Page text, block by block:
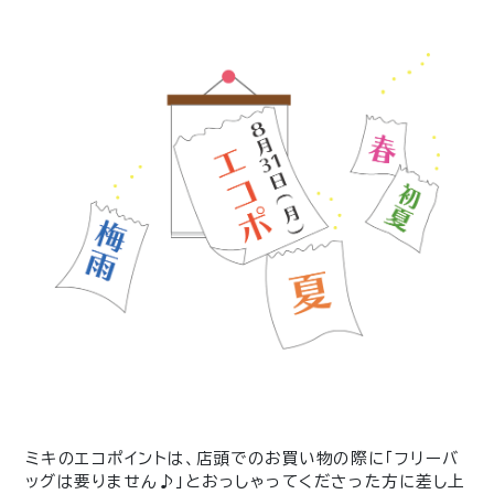
ミキのエコポイントは、店頭でのお買い物の際に「フリーバ
ッグは要りません♪」とおっしゃってくださった方に差し上